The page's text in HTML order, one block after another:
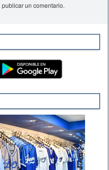
publicar un comentario.